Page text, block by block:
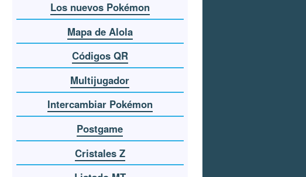
Los nuevos Pokémon
Mapa de Alola
Códigos QR
Multijugador
Intercambiar Pokémon
Postgame
Cristales Z